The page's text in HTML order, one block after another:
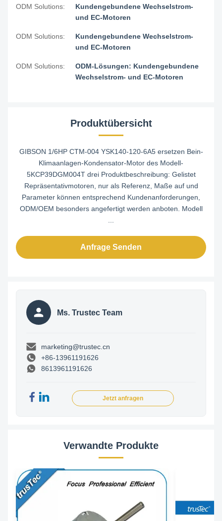
ODM Solutions:
Kundengebundene Wechselstrom-
und EC-Motoren
ODM Solutions:
Kundengebundene Wechselstrom-
und EC-Motoren
ODM Solutions:
ODM-Lösungen: Kundengebundene
Wechselstrom- und EC-Motoren
Produktübersicht
GIBSON 1/6HP CTM-004 YSK140-120-6A5 ersetzen Bein-
Klimaanlagen-Kondensator-Motor des Modell-
5KCP39DGM004T drei Produktbeschreibung: Gelistet
Repräsentativmotoren, nur als Referenz, Maße auf und
Parameter können entsprechend Kundenanforderungen,
ODM/OEM besonders angefertigt werden anboten. Modell
Anfrage Senden
Ms. Trustec Team
marketing@trustec.cn
+86-13961191626
8613961191626
Jetzt anfragen
Verwandte Produkte